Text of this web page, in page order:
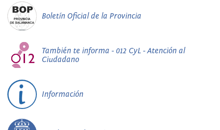
Boletín Oficial de la Provincia
También te informa - 012 CyL - Atención al
Ciudadano
Información